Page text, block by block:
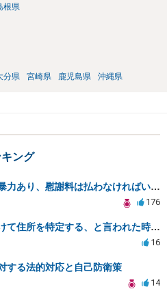
根県
分県 宮崎県 鹿児島県 沖縄県
ング
不倫相手からの脅迫、暴力あり、慰謝料は払わなければいけませんか
176
妊娠した。弁護士をつけて住所を特定する、と言われた時の対応について
16
する法的対応と自己防衛策
14